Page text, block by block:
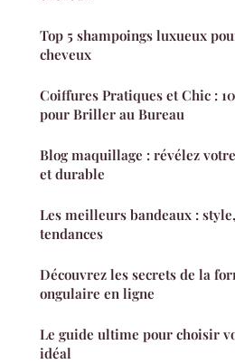
Top 5 shampoings luxueux
cheveux
Coiffures Pratiques et Chic :
pour Briller au Bureau
Blog maquillage : révélez
et durable
Les meilleurs bandeaux :
tendances
Découvrez les secrets de la
ongulaire en ligne
Le guide ultime pour choisir
idéal